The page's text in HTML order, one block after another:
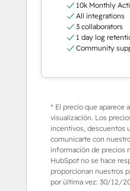
10k Monthly
All integrations
3 collaborators
1 day log
Community
* El precio que aparece
visualización. Los
incentivos, descuentos
comunicarte con
información de precios
HubSpot no se hace
proporcionan nuestros
por última vez: 30/12/